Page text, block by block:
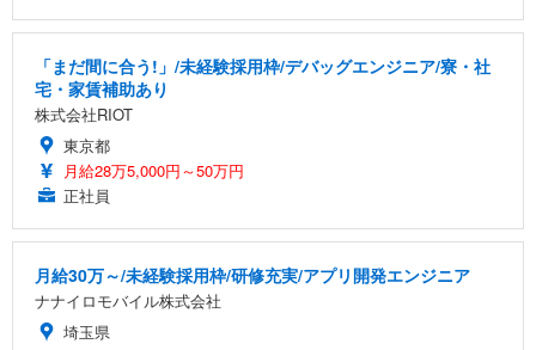
「まだ間に合う!」/未経験採用枠/デバッグエンジニア/寮・社
宅・家賃補助あり
株式会社RIOT
東京都
月給28万5,000円～50万円
正社員
月給30万～/未経験採用枠/研修充実/アプリ開発エンジニア
ナナイロモバイル株式会社
埼玉県